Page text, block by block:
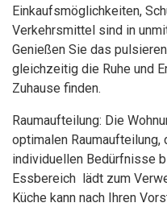
Einkaufsmöglichkeiten,
Verkehrsmittel sind in
Genießen Sie das
gleichzeitig die Ruhe und
Zuhause finden.
Raumaufteilung: Die
optimalen
individuellen Bedürfnisse
Essbereich lädt zum
Küche kann nach Ihren